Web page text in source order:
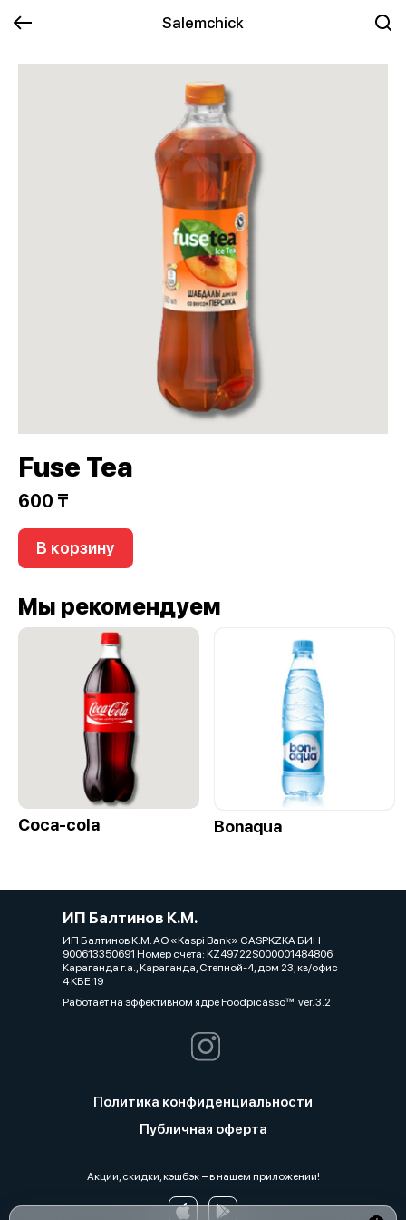
Salemchick
Fuse Tea
600 ₸
В корзину
Мы рекомендуем
Coca-cola Bonaqua
ИП Балтинов К.М.
ИП Балтинов К.М. АО «Kaspi Bank» CASPKZKA БИН
900613350691 Номер счета: KZ49722S000001484806
Караганда г.а., Караганда, Степной-4, дом 23, кв/офис
4 КБЕ 19
Работает на эффективном ядреFoodpicássover. 3.2
Политика конфиденциальности
Публичная оферта
Акции, скидки, кэшбэк − в нашем приложении!